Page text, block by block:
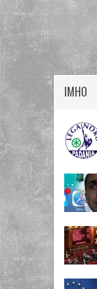
IMHO